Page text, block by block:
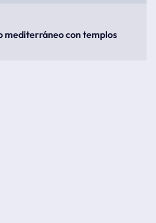
mediterráneo con templos